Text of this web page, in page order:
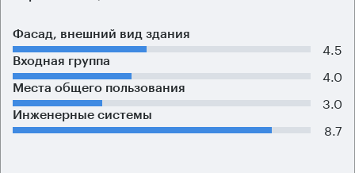
Фасад, внешний вид здания
4.5
Входная группа
4.0
Места общего пользования
3.0
Инженерные системы
8.7